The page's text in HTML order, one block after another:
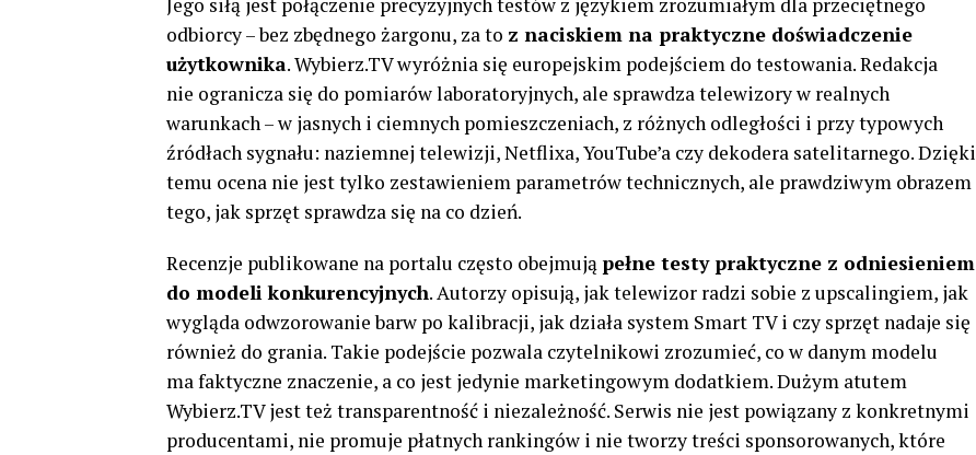
Jego siłą jest połączenie precyzyjnych testów z językiem zrozumiałym dla przeciętnego
odbiorcy – bez zbędnego żargonu, za to z naciskiem na praktyczne doświadczenie
użytkownika. Wybierz.TV wyróżnia się europejskim podejściem do testowania. Redakcja
nie ogranicza się do pomiarów laboratoryjnych, ale sprawdza telewizory w realnych
warunkach – w jasnych i ciemnych pomieszczeniach, z różnych odległości i przy typowych
źródłach sygnału: naziemnej telewizji, Netflixa, YouTube’a czy dekodera satelitarnego. Dzięki
temu ocena nie jest tylko zestawieniem parametrów technicznych, ale prawdziwym obrazem
tego, jak sprzęt sprawdza się na co dzień.
Recenzje publikowane na portalu często obejmują pełne testy praktyczne z odniesieniem
do modeli konkurencyjnych. Autorzy opisują, jak telewizor radzi sobie z upscalingiem, jak
wygląda odwzorowanie barw po kalibracji, jak działa system Smart TV i czy sprzęt nadaje się
również do grania. Takie podejście pozwala czytelnikowi zrozumieć, co w danym modelu
ma faktyczne znaczenie, a co jest jedynie marketingowym dodatkiem. Dużym atutem
Wybierz.TV jest też transparentność i niezależność. Serwis nie jest powiązany z konkretnymi
producentami, nie promuje płatnych rankingów i nie tworzy treści sponsorowanych, które